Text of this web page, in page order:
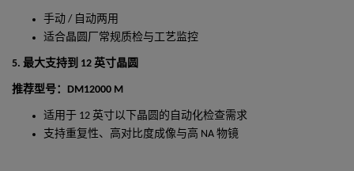
手动 / 自动两用
适合晶圆厂常规质检与工艺监控
5. 最大支持到 12 英寸晶圆
推荐型号：DM12000 M
适用于 12 英寸以下晶圆的自动化检查需求
支持重复性、高对比度成像与高 NA 物镜